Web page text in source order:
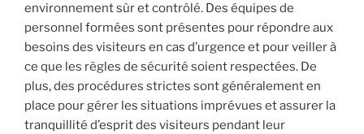
environnement sûr et contrôlé. Des équipes de
personnel formées sont présentes pour répondre aux
besoins des visiteurs en cas d’urgence et pour veiller à
ce que les règles de sécurité soient respectées. De
plus, des procédures strictes sont généralement en
place pour gérer les situations imprévues et assurer la
tranquillité d’esprit des visiteurs pendant leur